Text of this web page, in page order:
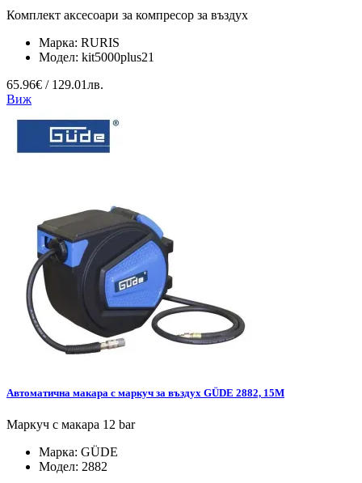
Комплект аксесоари за компресор за въздух
Марка: RURIS
Модел: kit5000plus21
65.96€ / 129.01лв.
Виж
Автоматична макара с маркуч за въздух GÜDE 2882, 15М
Маркуч с макара 12 bar
Марка: GÜDE
Модел: 2882